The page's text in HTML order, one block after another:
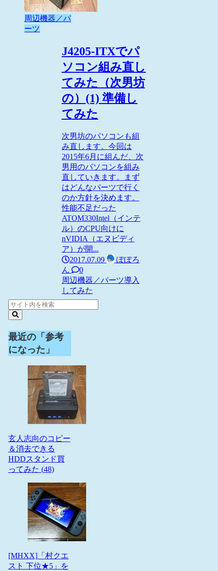
周辺機器／パ
ーツ
J4205-ITXでパ
ソコン組み直し
てみた（次男坊
の）(1) 準備し
てみた
次男坊のパソコンも組
み直します。今回は
2015年6月に組んだ、次
男用のパソコンを組み
直していきます。まず
はどんなパーツで行く
のか方針を決めます。
性能不足だった
ATOM330Intel（インテ
ル）のCPU向けに
nVIDIA（エヌビディ
ア）が開...
2017.07.09
ぽぽろ
ん
0
周辺機器／パーツ導入
してみた
最近の「参考
になった」
玄人志向のコピー
＆消去できる
HDDスタンド買
ってみた (48)
[MHXX]「村クエ
スト 下位★5」を